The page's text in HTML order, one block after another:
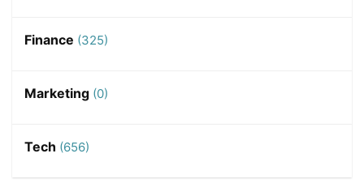
Finance (325)
Marketing (0)
Tech (656)